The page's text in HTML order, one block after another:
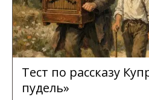
Тест по рассказу
пудель»